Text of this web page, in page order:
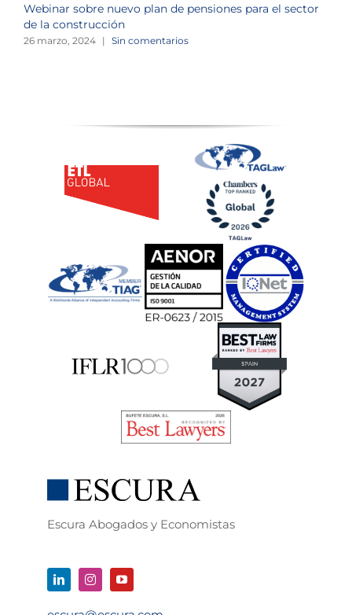
Webinar sobre nuevo plan de pensiones para el sector
de la construcción
26 marzo, 2024 | Sin comentarios
Escura Abogados y Economistas